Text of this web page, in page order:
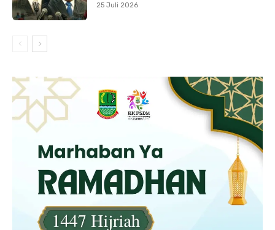
25 Juli 2026